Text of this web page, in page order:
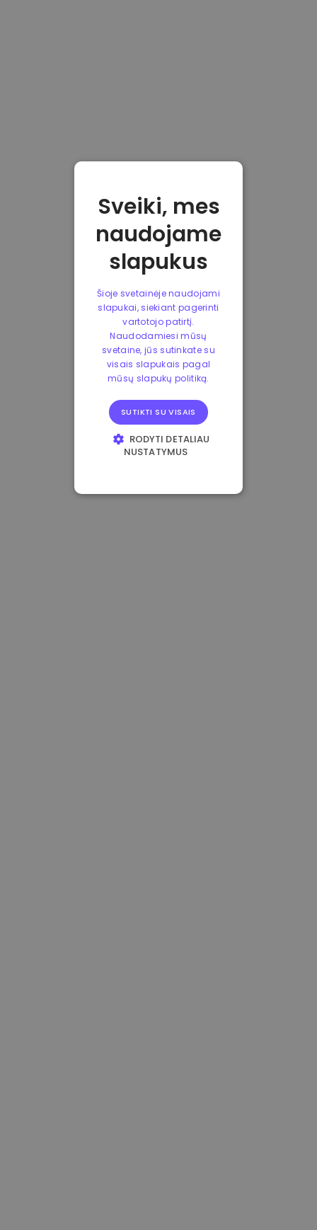
Sveiki, mes
naudojame
slapukus
Šioje svetainėje naudojami
slapukai, siekiant pagerinti
vartotojo patirtį.
Naudodamiesi mūsų
svetaine, jūs sutinkate su
visais slapukais pagal
mūsų slapukų politiką.
SUTIKTI SU VISAIS
RODYTI DETALIAU
NUSTATYMUS